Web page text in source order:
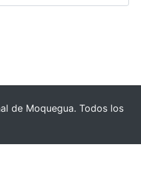
de Moquegua. Todos los